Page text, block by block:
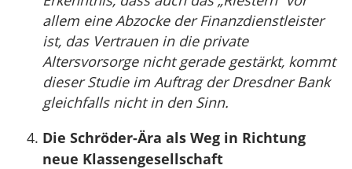
allem eine Abzocke der Finanzdienstleister
ist, das Vertrauen in die private
Altersvorsorge nicht gerade gestärkt, kommt
dieser Studie im Auftrag der Dresdner Bank
gleichfalls nicht in den Sinn.
Die Schröder-Ära als Weg in Richtung
neue Klassengesellschaft